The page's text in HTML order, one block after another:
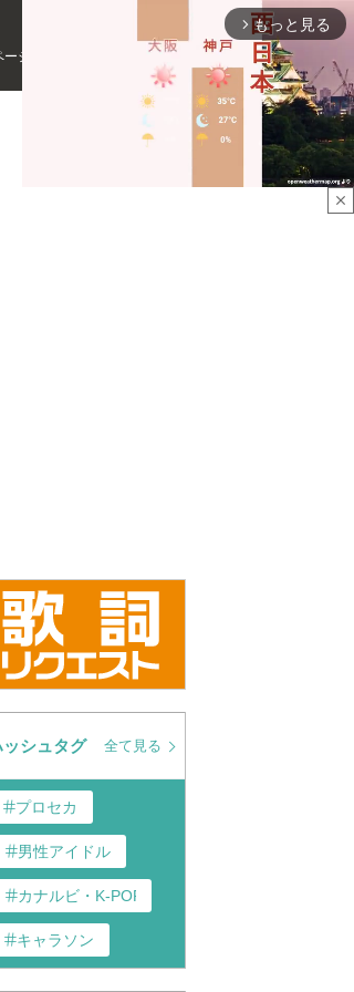
ジ
Chara ラブラドール
close
arrow_forward_ios もっと見る
シュタグ 全て見る
プロセカ
男性アイドル
カナルビ・K-POP和訳
キャラソン